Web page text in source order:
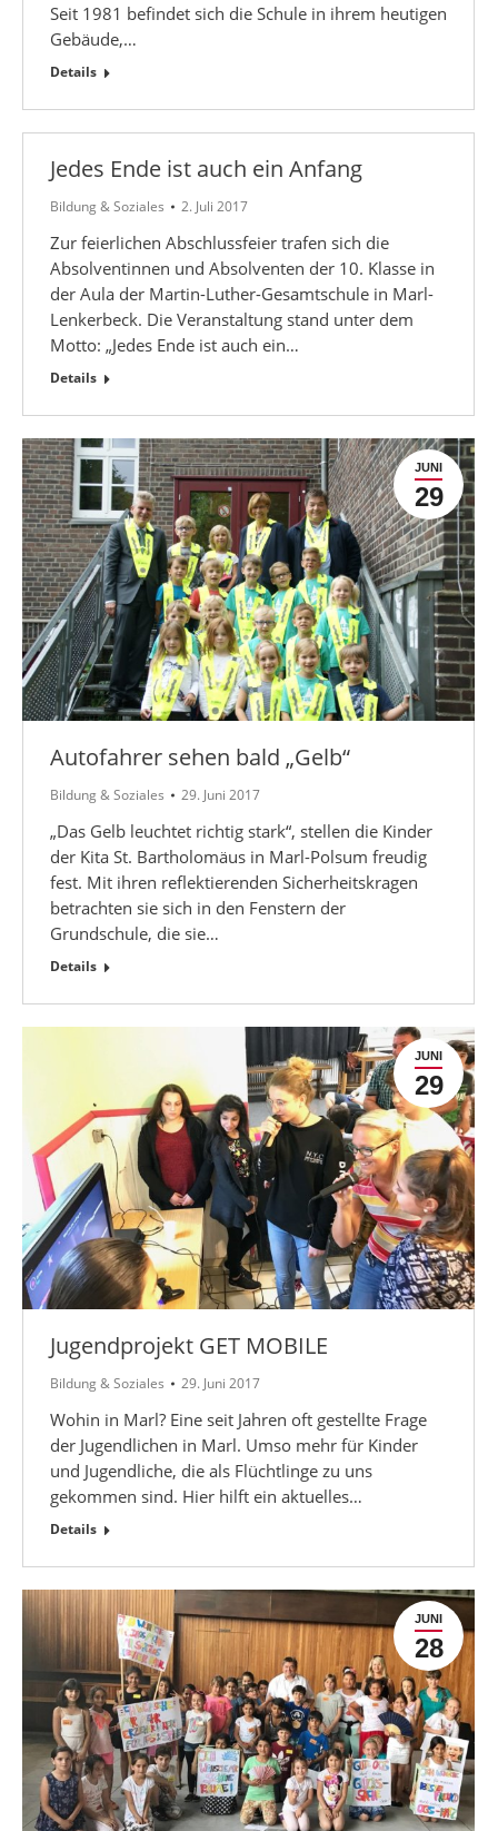
Seit 1981 befindet sich die Schule in ihrem heutigen
Gebäude,…
Details
Jedes Ende ist auch ein Anfang
Bildung & Soziales 2. Juli 2017
Zur feierlichen Abschlussfeier trafen sich die
Absolventinnen und Absolventen der 10. Klasse in
der Aula der Martin-Luther-Gesamtschule in Marl-
Lenkerbeck. Die Veranstaltung stand unter dem
Motto: „Jedes Ende ist auch ein…
Details
JUNI
29
Autofahrer sehen bald „Gelb“
Bildung & Soziales 29. Juni 2017
„Das Gelb leuchtet richtig stark“, stellen die Kinder
der Kita St. Bartholomäus in Marl-Polsum freudig
fest. Mit ihren reflektierenden Sicherheitskragen
betrachten sie sich in den Fenstern der
Grundschule, die sie…
Details
JUNI
29
Jugendprojekt GET MOBILE
Bildung & Soziales 29. Juni 2017
Wohin in Marl? Eine seit Jahren oft gestellte Frage
der Jugendlichen in Marl. Umso mehr für Kinder
und Jugendliche, die als Flüchtlinge zu uns
gekommen sind. Hier hilft ein aktuelles…
Details
JUNI
28